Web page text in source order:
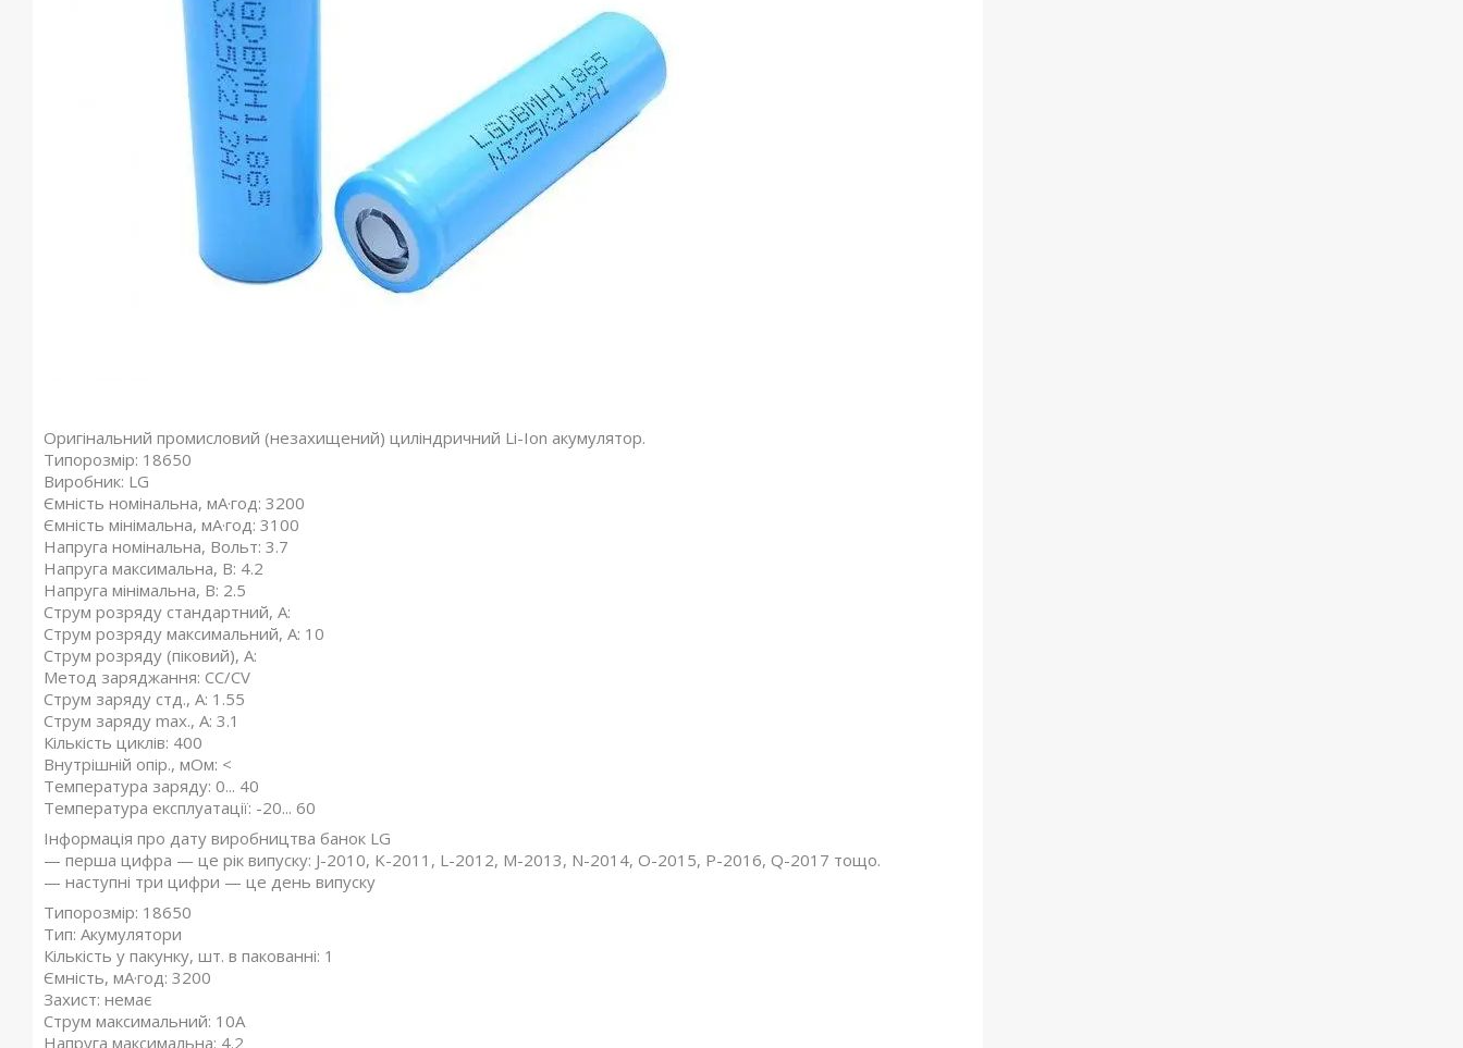
Оригінальний промисловий (незахищений) циліндричний Li-Ion акумулятор.
Типорозмір: 18650
Виробник: LG
Ємність номінальна, мА·год: 3200
Ємність мінімальна, мА·год: 3100
Напруга номінальна, Вольт: 3.7
Напруга максимальна, В: 4.2
Напруга мінімальна, В: 2.5
Струм розряду стандартний, А:
Струм розряду максимальний, А: 10
Струм розряду (піковий), А:
Метод заряджання: CC/CV
Струм заряду стд., А: 1.55
Струм заряду max., А: 3.1
Кількість циклів: 400
Внутрішній опір., мОм: <
Температура заряду: 0... 40
Температура експлуатації: -20... 60
Інформація про дату виробництва банок LG
— перша цифра — це рік випуску: J-2010, K-2011, L-2012, M-2013, N-2014, O-2015, P-2016, Q-2017 тощо.
— наступні три цифри — це день випуску
Типорозмір: 18650
Тип: Акумулятори
Кількість у пакунку, шт. в пакованні: 1
Ємність, мА·год: 3200
Захист: немає
Струм максимальний: 10A
Напруга максимальна: 4.2